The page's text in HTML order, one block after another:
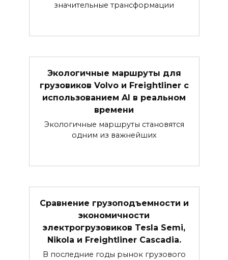
значительные трансформации
Экологичные маршруты для
грузовиков Volvo и Freightliner с
использованием AI в реальном
времени
Экологичные маршруты становятся
одним из важнейших
Сравнение грузоподъемности и
экономичности
электрогрузовиков Tesla Semi,
Nikola и Freightliner Cascadia.
В последние годы рынок грузового